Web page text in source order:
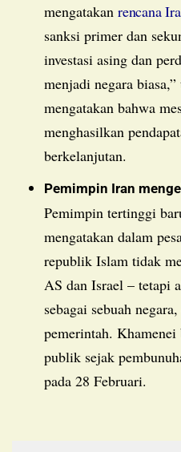
mengatakan rencana
sanksi primer dan
investasi asing dan
menjadi negara
mengatakan bahwa
menghasilkan
berkelanjutan.
Pemimpin Iran
Pemimpin tertinggi
mengatakan dalam
republik Islam tidak
AS dan Israel – tetapi
sebagai sebuah
pemerintah.
publik sejak
pada 28 Februari.